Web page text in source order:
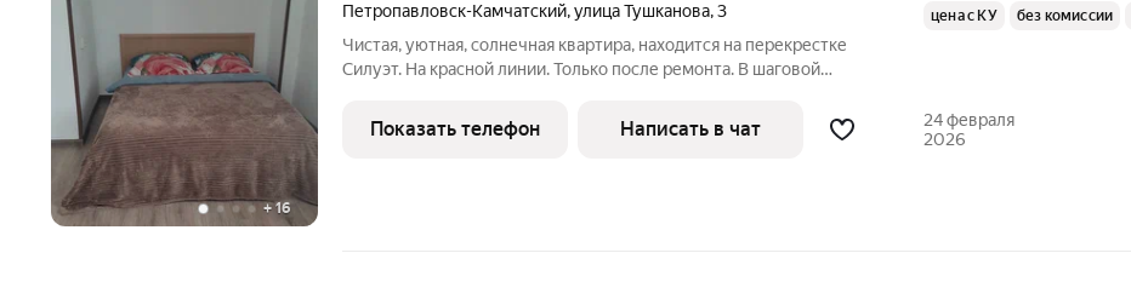
+16
Петропавловск-Камчатский,улица Тушканова,3
Чистая, уютная, солнечная квартира, находится на перекрестке
Силуэт. На красной линии. Только после ремонта. В шаговой
больница, Роддом №1, Медитекс, онкологический диспансер, а
так-же магазины,
цена с КУ без комиссии
Показать телефон Написать в чат
24 февраля
2026